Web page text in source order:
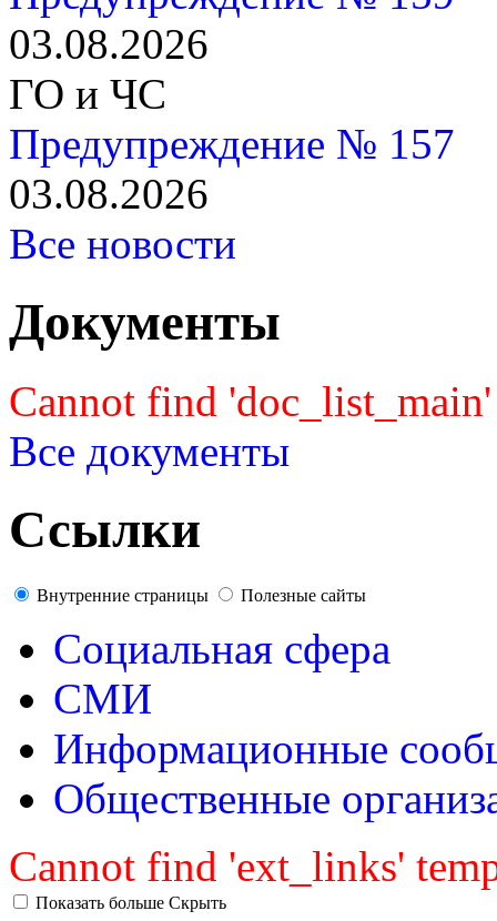
03.08.2026
ГО и ЧС
Предупреждение № 157
03.08.2026
Все новости
Документы
Cannot find
Все документы
Ссылки
Внутренние страницы Полезные сайты
Социальная сфера
СМИ
Информационные
Общественные
Cannot find 'ext_links'
Показать больше Скрыть